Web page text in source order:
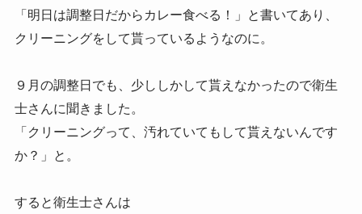
「明日は調整日だからカレー食べる！」と書いてあり、
クリーニングをして貰っているようなのに。
９月の調整日でも、少ししかして貰えなかったので衛生
士さんに聞きました。
「クリーニングって、汚れていてもして貰えないんです
か？」と。
すると衛生士さんは